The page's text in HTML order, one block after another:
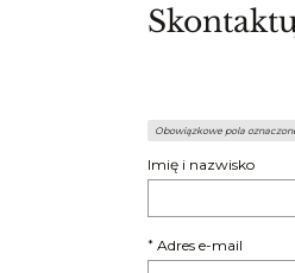
Obowiązkowe pola
Imię i nazwisko
* Adres e-mail